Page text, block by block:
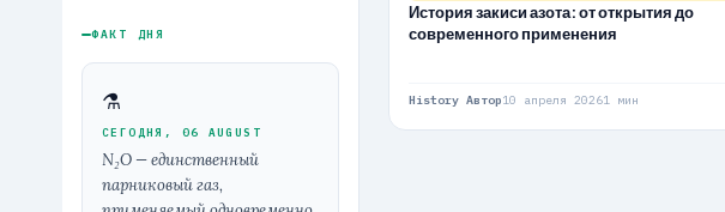
ФАКТ ДНЯ
⚗
СЕГОДНЯ, 06 AUGUST
N₂O — единственный
парниковый газ,
История закиси азота: от открытия до
современного применения
History Автор10 апреля 20261 мин